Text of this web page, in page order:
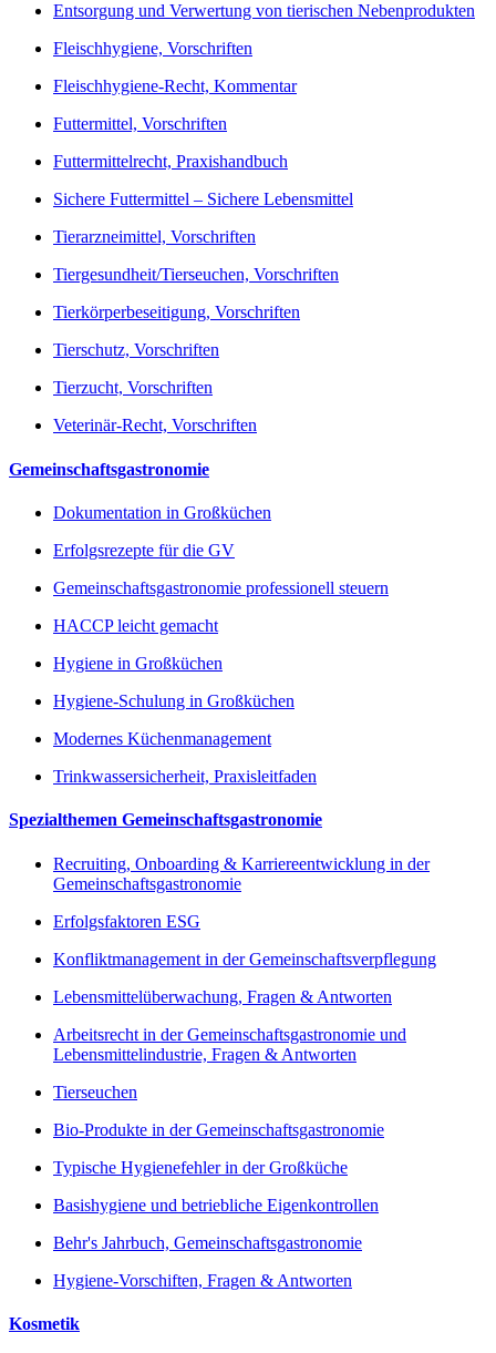
Entsorgung und Verwertung von tierischen Nebenprodukten
Fleischhygiene, Vorschriften
Fleischhygiene-Recht, Kommentar
Futtermittel, Vorschriften
Futtermittelrecht, Praxishandbuch
Sichere Futtermittel – Sichere Lebensmittel
Tierarzneimittel, Vorschriften
Tiergesundheit/Tierseuchen, Vorschriften
Tierkörperbeseitigung, Vorschriften
Tierschutz, Vorschriften
Tierzucht, Vorschriften
Veterinär-Recht, Vorschriften
Gemeinschaftsgastronomie
Dokumentation in Großküchen
Erfolgsrezepte für die GV
Gemeinschaftsgastronomie professionell steuern
HACCP leicht gemacht
Hygiene in Großküchen
Hygiene-Schulung in Großküchen
Modernes Küchenmanagement
Trinkwassersicherheit, Praxisleitfaden
Spezialthemen Gemeinschaftsgastronomie
Recruiting, Onboarding & Karriereentwicklung in der
Gemeinschaftsgastronomie
Erfolgsfaktoren ESG
Konfliktmanagement in der Gemeinschaftsverpflegung
Lebensmittelüberwachung, Fragen & Antworten
Arbeitsrecht in der Gemeinschaftsgastronomie und
Lebensmittelindustrie, Fragen & Antworten
Tierseuchen
Bio-Produkte in der Gemeinschaftsgastronomie
Typische Hygienefehler in der Großküche
Basishygiene und betriebliche Eigenkontrollen
Behr's Jahrbuch, Gemeinschaftsgastronomie
Hygiene-Vorschiften, Fragen & Antworten
Kosmetik